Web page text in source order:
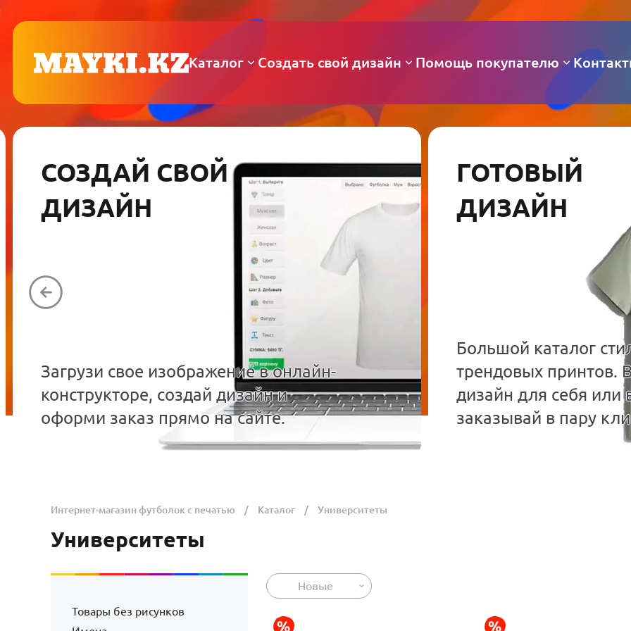
Каталог Создать свой дизайн Помощь покупателю
СОЗДАЙ СВОЙ
ДИЗАЙН
Загрузи свое изображение в онлайн-
конструкторе, создай дизайн и
оформи заказ прямо на сайте.
ГОТОВЫЙ
ДИЗАЙН
Большой каталог
трендовых принтов.
дизайн для себя или
заказывай в пару
Интернет-магазин футболок с печатью Каталог Университеты
Университеты
Товары без рисунков
Новые